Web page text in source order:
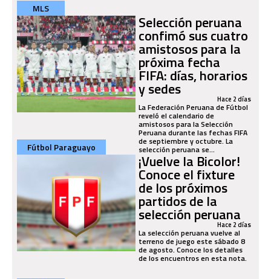
MLS
Selección peruana
confimó sus cuatro
amistosos para la
próxima fecha
FIFA: días, horarios
y sedes Hace 2 días
La Federación Peruana de Fútbol
reveló el calendario de
amistosos para la Selección
Peruana durante las fechas FIFA
de septiembre y octubre. La
selección peruana se...
Fútbol Paraguayo
¡Vuelve la Bicolor!
Conoce el fixture
de los próximos
partidos de la
selección peruana
Hace 2 días
La selección peruana vuelve al
terreno de juego este sábado 8
de agosto. Conoce los detalles
de los encuentros en esta nota.